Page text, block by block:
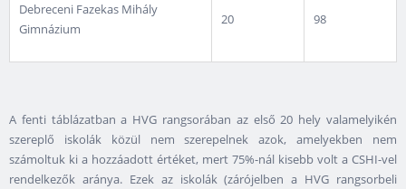
Debreceni Fazekas Mihály
Gimnázium
20 98
A fenti táblázatban a HVG rangsorában az első 20 hely valamelyikén
szereplő iskolák közül nem szerepelnek azok, amelyekben nem
számoltuk ki a hozzáadott értéket, mert 75%-nál kisebb volt a CSHI-vel
rendelkezők aránya. Ezek az iskolák (zárójelben a HVG rangsorbeli